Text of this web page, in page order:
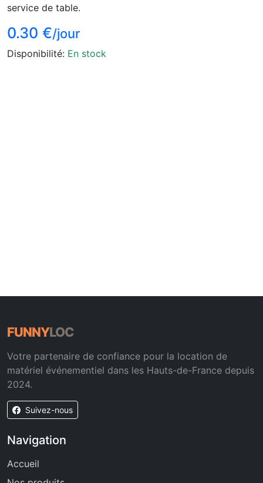
service de table.
0.30 €/jour
Disponibilité: En stock
FUNNYLOC
Votre partenaire de confiance pour la location de
matériel événementiel dans les Hauts-de-France depuis
2024.
Suivez-nous
Navigation
Accueil